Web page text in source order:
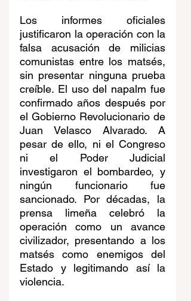
Los informes oficiales
justificaron la operación con la
falsa acusación de milicias
comunistas entre los matsés,
sin presentar ninguna prueba
creíble. El uso del napalm fue
confirmado años después por
el Gobierno Revolucionario de
Juan Velasco Alvarado. A
pesar de ello, ni el Congreso
ni el Poder Judicial
investigaron el bombardeo, y
ningún funcionario fue
sancionado. Por décadas, la
prensa limeña celebró la
operación como un avance
civilizador, presentando a los
matsés como enemigos del
Estado y legitimando así la
violencia.